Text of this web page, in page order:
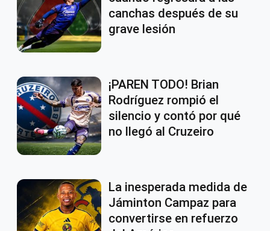
canchas después de su
grave lesión
¡PAREN TODO! Brian
Rodríguez rompió el
silencio y contó por qué
no llegó al Cruzeiro
La inesperada medida de
Jáminton Campaz para
convertirse en refuerzo